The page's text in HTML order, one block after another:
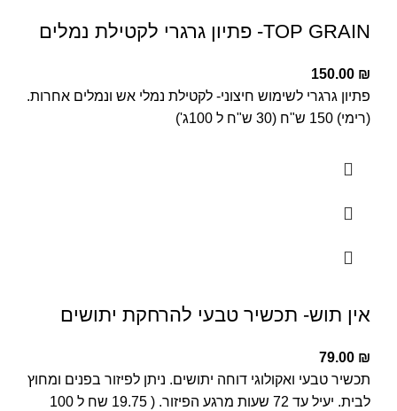
TOP GRAIN- פתיון גרגרי לקטילת נמלים
150.00 ₪
פתיון גרגרי לשימוש חיצוני- לקטילת נמלי אש ונמלים אחרות.
(רימי) 150 ש"ח (30 ש"ח ל 100ג')
אין תוש- תכשיר טבעי להרחקת יתושים
79.00 ₪
תכשיר טבעי ואקולוגי דוחה יתושים. ניתן לפיזור בפנים ומחוץ
לבית. יעיל עד 72 שעות מרגע הפיזור. ( 19.75 שח ל 100